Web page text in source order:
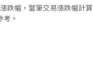
跌幅，當筆交易漲跌幅計算
。